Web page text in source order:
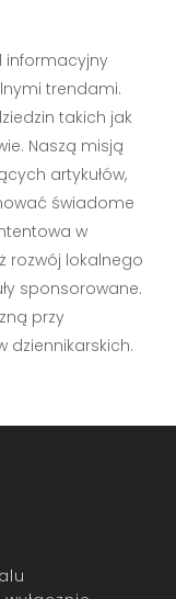
informacyjny
trendami.
takich jak
Naszą misją
artykułów,
świadome
w
rozwój lokalnego
sponsorowane.
przy
dziennikarskich.